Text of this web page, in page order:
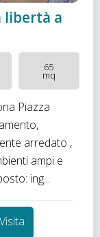
libertà a
65
mq
Piazza
arredato ,
ampi e
ing...
Visita